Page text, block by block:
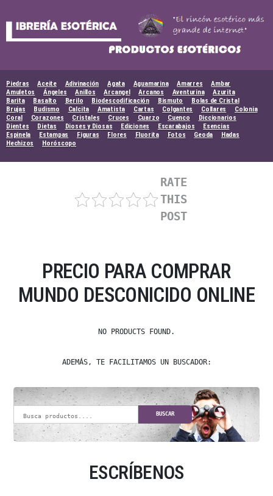
Piedras Aceite Adivinación Agata Aguamarina Amarres
Ambar
Amuletos
Ángeles Anillos Arcangel Arcanos Aventurina
Azurita
Barita
Basalto Berilo Biodescodificación Bismuto
Bolas de Cristal
Brujas
Budismo Calcita Amatista Cartas Colgantes Collares
Colonia
Coral
Corazones Cristales Cruces Cuarzo Cuenco
Diccionarios
Dientes
Dietas Dioses y Diosas Ediciones Escarabajos
Esencias
Espinela
Estampas Figuras Flores Fluorita Fotos Geoda
Hadas
Hechizos
Horóscopo
RATE
THIS
POST
PRECIO PARA COMPRAR
MUNDO DESCONICIDO ONLINE
NO PRODUCTS FOUND.
ADEMÁS, TE FACILITAMOS UN BUSCADOR:
BUSCAR
ESCRÍBENOS